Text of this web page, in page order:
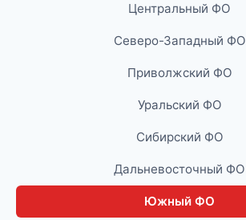
Центральный ФО
Северо-Западный ФО
Приволжский ФО
Уральский ФО
Сибирский ФО
Дальневосточный ФО
Южный ФО